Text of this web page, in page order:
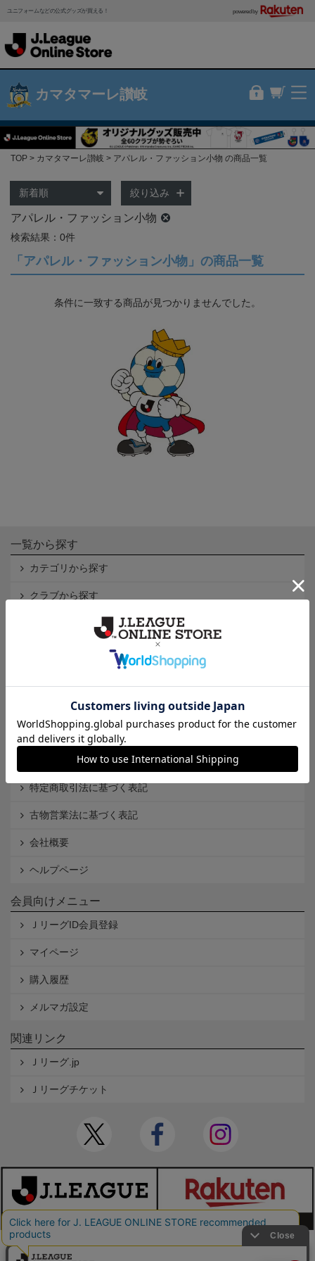
ユニフォームなどの公式グッズが買える！ powered by
カマタマーレ讃岐
TOP カマタマーレ讃岐 アパレル・ファッション小物 の商品一覧
絞り込み
アパレル・ファッション小物
検索結果：0件
「アパレル・ファッション小物」の商品一覧
条件に一致する商品が見つかりませんでした。
一覧から探す
カテゴリから探す
クラブから探す
Ｊ2
インフォメーション
個人情報保護方針
Cookieポリシー
特定商取引法に基づく表記
古物営業法に基づく表記
会社概要
ヘルプページ
会員向けメニュー
ＪリーグID会員登録
マイページ
購入履歴
メルマガ設定
関連リンク
Ｊリーグ.jp
Ｊリーグチケット